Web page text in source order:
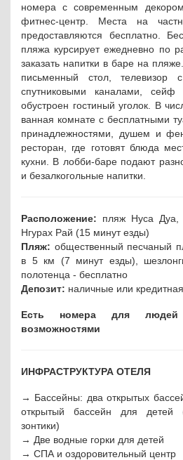
номера с современным
фитнес-центр. Места на
предоставляются бесплатно.
пляжа курсирует ежедневно по
заказать напитки в баре на пляже.
письменный стол, телевизор
спутниковыми каналами,
обустроен гостиный уголок. В
ванная комнате с бесплатными
принадлежностями, душем и
ресторан, где готовят блюда
кухни. В лобби-баре подают
и безалкогольные напитки.
Расположение: пляж Нуса Дуа,
Нгурах Рай (15 минут езды)
Пляж: общественный песчаный
в 5 км (7 минут езды),
полотенца - бесплатно
Депозит: наличные или
Есть номера для людей
возможностями
ИНФРАСТРУКТУРА ОТЕЛЯ
→ Бассейны: два открытых
открытый бассейн для детей
зонтики)
→ Две водные горки для детей
→ СПА и оздоровительный центр